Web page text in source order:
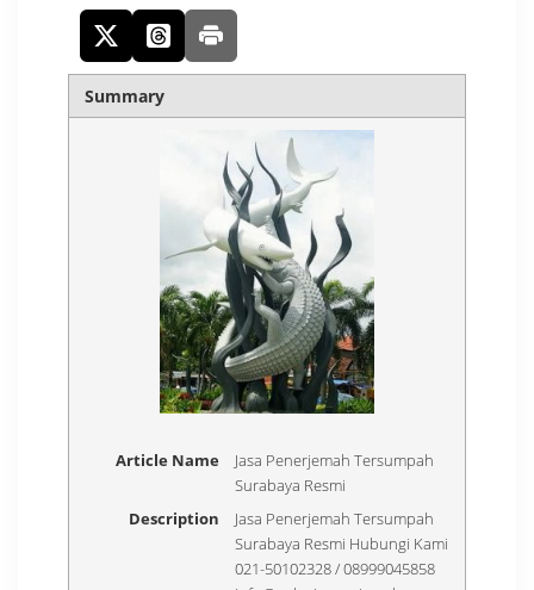
Summary
Article Name
Jasa Penerjemah Tersumpah
Surabaya Resmi
Description
Jasa Penerjemah Tersumpah
Surabaya Resmi Hubungi Kami
021-50102328 / 08999045858